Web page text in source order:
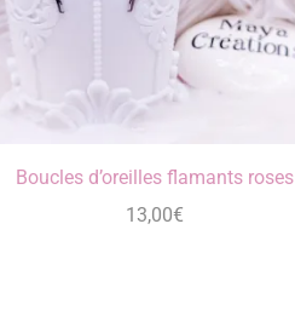
Boucles d’oreilles flamants roses
13,00€